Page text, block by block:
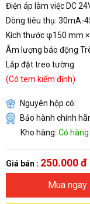
Điện áp làm việc DC
Dòng tiêu thụ: 30mA-
Kích thước φ150 mm
Âm lượng báo động
Lắp đặt treo tường
(Có tem kiểm định)
Nguyên hộp có:
Bảo hành chính
Kho hàng: Có hàng
Giá bán : 250.000 đ
Mua ngay